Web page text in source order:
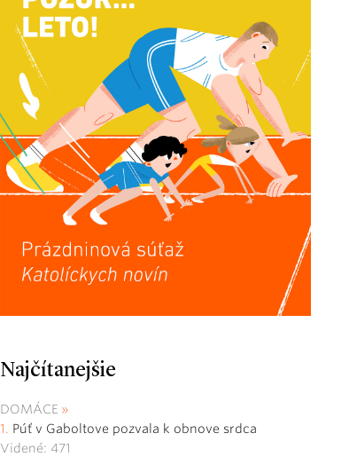
Najčítanejšie
DOMÁCE
Púť v Gaboltove pozvala k obnove srdca
Videné: 471